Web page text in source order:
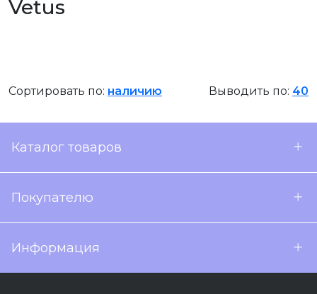
Vetus
Сортировать по: наличию Выводить по: 40
Каталог товаров
Покупателю
Информация